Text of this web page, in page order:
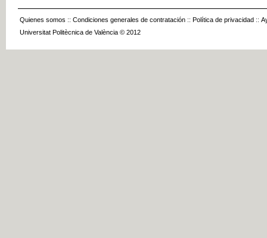
Quienes somos :: Condiciones generales de contratación :: Política de privacidad ::
Universitat Politècnica de València © 2012